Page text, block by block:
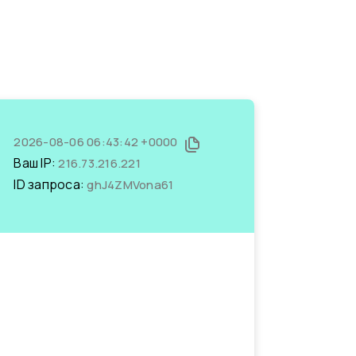
2026-08-06 06:43:42 +0000
Ваш IP:216.73.216.221
ID запроса:ghJ4ZMVona61